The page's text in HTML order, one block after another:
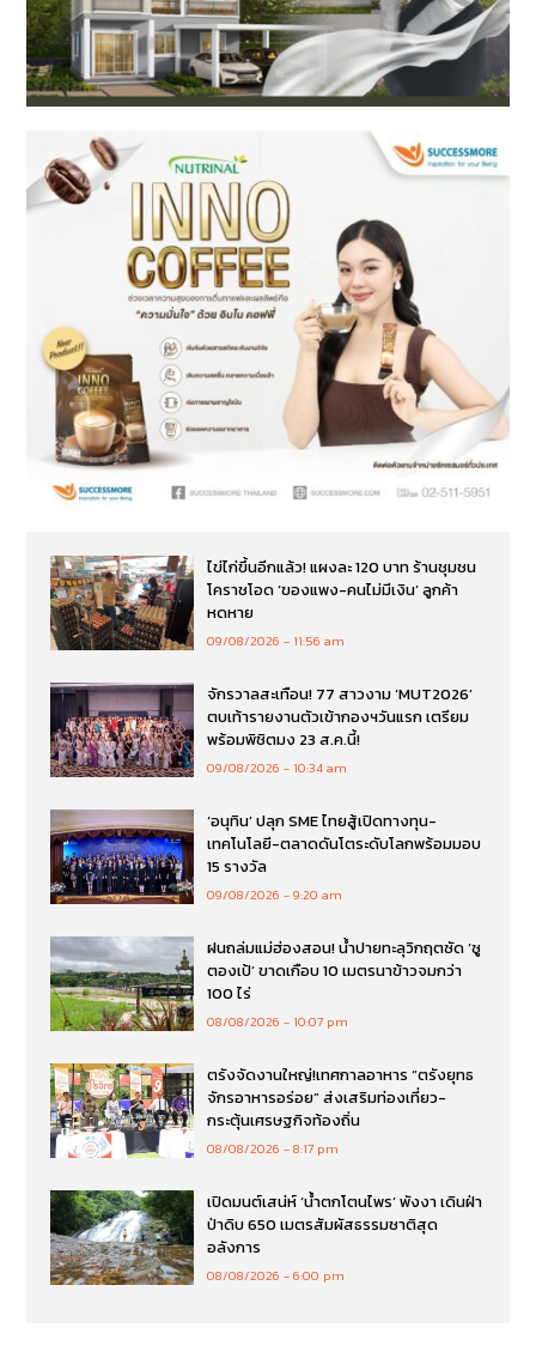
ไข่ไก่ขึ้นอีกแล้ว! แผงละ 120 บาท ร้านชุมชน
โคราชโอด ‘ของแพง-คนไม่มีเงิน’ ลูกค้า
หดหาย
09/08/2026 11:56 am
จักรวาลสะเทือน! 77 สาวงาม ‘MUT2026’
ตบเท้ารายงานตัวเข้ากองฯวันแรก เตรียม
พร้อมพิชิตมง 23 ส.ค.นี้!
09/08/2026 10:34 am
‘อนุทิน’ ปลุก SME ไทยสู้เปิดทางทุน-
เทคโนโลยี-ตลาดดันโตระดับโลกพร้อมมอบ
15 รางวัล
09/08/2026 9:20 am
ฝนถล่มแม่ฮ่องสอน! น้ำปายทะลุวิกฤตซัด ‘ซู
ตองเป้’ ขาดเกือบ 10 เมตรนาข้าวจมกว่า
100 ไร่
08/08/2026 10:07 pm
ตรังจัดงานใหญ่!เทศกาลอาหาร “ตรังยุทธ
จักรอาหารอร่อย” ส่งเสริมท่องเที่ยว-
กระตุ้นเศรษฐกิจท้องถิ่น
08/08/2026 8:17 pm
เปิดมนต์เสน่ห์ ‘น้ำตกโตนไพร’ พังงา เดินฝ่า
ป่าดิบ 650 เมตรสัมผัสธรรมชาติสุด
อลังการ
08/08/2026 6:00 pm